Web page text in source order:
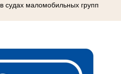
судах маломобильных групп